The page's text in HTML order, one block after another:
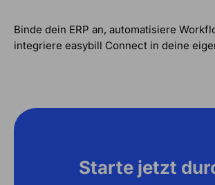
Binde dein ERP an, automatisiere
integriere easybill Connect in deine
Starte jetzt